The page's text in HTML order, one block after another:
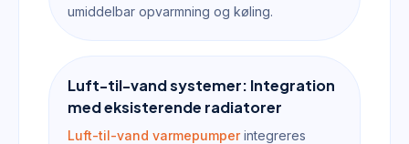
umiddelbar opvarmning og køling.
Luft-til-vand systemer: Integration
med eksisterende radiatorer
Luft-til-vand varmepumperintegreres